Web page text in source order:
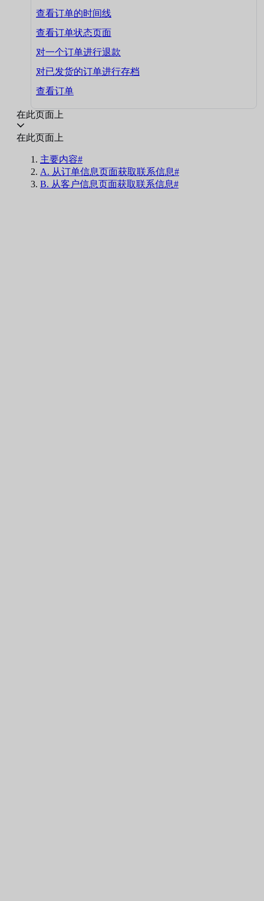
查看订单的时间线
查看订单状态页面
对一个订单进行退款
对已发货的订单进行存档
查看订单
在此页面上
在此页面上
主要内容#
A. 从订单信息页面获取联系信息#
B. 从客户信息页面获取联系信息#